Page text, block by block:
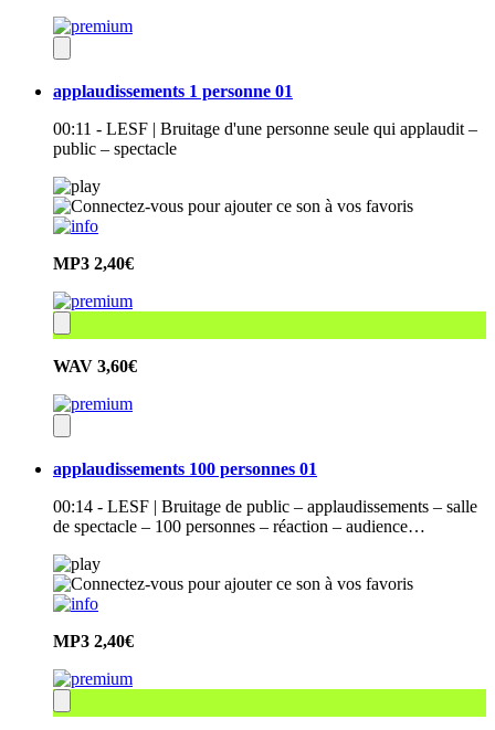
applaudissements 1 personne 01
00:11 - LESF | Bruitage d'une personne seule qui applaudit –
public – spectacle
MP3 2,40€
WAV 3,60€
applaudissements 100 personnes 01
00:14 - LESF | Bruitage de public – applaudissements – salle
de spectacle – 100 personnes – réaction – audience…
MP3 2,40€